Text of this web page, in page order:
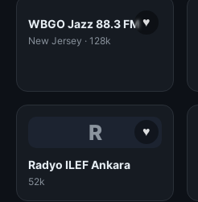
♥
WBGO Jazz 88.3 FM
New Jersey · 128k
♥
R
Radyo ILEF Ankara
52k